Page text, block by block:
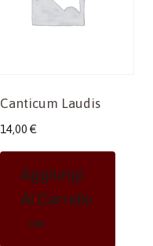
Canticum Laudis
14,00 €
Aggiungi
Al Carrello